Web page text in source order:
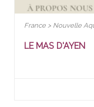
France > Nouvelle
LE MAS D'AYEN